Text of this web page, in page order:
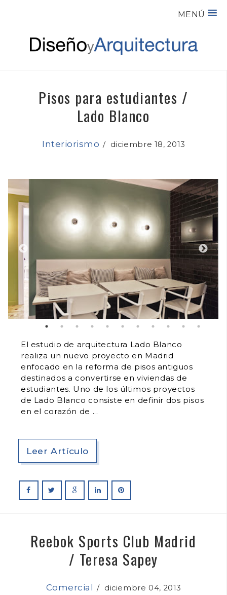
MENÚ
Pisos para estudiantes /
Lado Blanco
Interiorismo /diciembre 18, 2013
El estudio de arquitectura Lado Blanco
realiza un nuevo proyecto en Madrid
enfocado en la reforma de pisos antiguos
destinados a convertirse en viviendas de
estudiantes. Uno de los últimos proyectos
de Lado Blanco consiste en definir dos pisos
en el corazón de
Leer Artículo
Reebok Sports Club Madrid
/ Teresa Sapey
Comercial /diciembre 04, 2013